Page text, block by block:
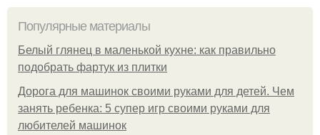
Популярные материалы
Белый глянец в маленькой кухне: как правильно
подобрать фартук из плитки
Дорога для машинок своими руками для детей. Чем
занять ребенка: 5 супер игр своими руками для
любителей машинок